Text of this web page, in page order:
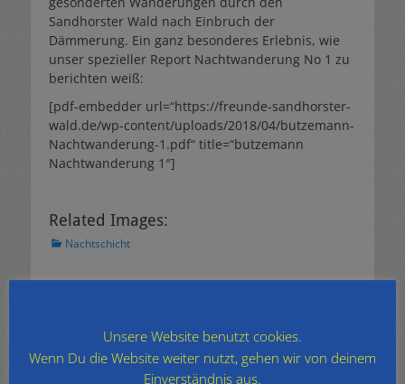
Sandhorster Wald nach Einbruch der
Dämmerung. Ein ganz besonderes Erlebnis, wie
unser spezieller Report Nachtwanderung No 1 zu
berichten weiß:
[pdf-embedder url=“https://freunde-sandhorster-
wald.de/wp-content/uploads/2018/04/butzemann-
Nachtwanderung-1.pdf“ title=“butzemann
Nachtwanderung 1″]
Related Images:
Kategorien
Nachtschicht
Beitrag:
Archiv
Unsere Website benutzt cookies.
Wenn Du die Website weiter nutzt, gehen wir von deinem
Einverständnis aus.